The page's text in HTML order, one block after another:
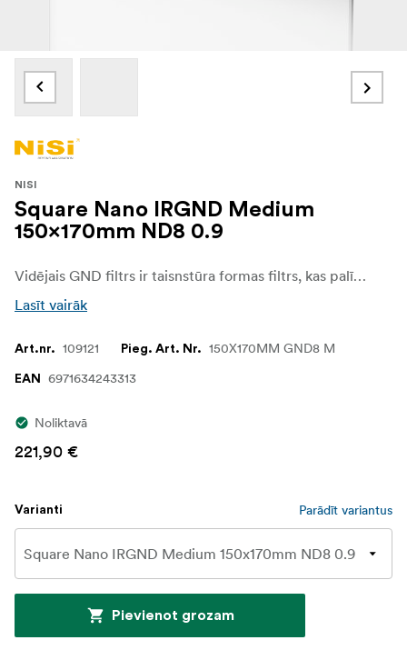
NISI
Square Nano IRGND Medium
150x170mm ND8 0.9
Vidējais GND filtrs ir taisnstūra formas filtrs, kas palīdz padarīt tumšākas noteiktas attēla zonas, piemēram, gaišo debesis, vienlaikus nodrošinot normālu, neietekmētu ekspozīciju citās attēla zonās. Tas ir īpaši noderīgs attēliem, kuros redzamas ēkas, kalni un citi nelieli elementi, kas izceļas pret debessfona fonu.
Lasīt vairāk
Art.nr. 109121 Pieg. Art. Nr. 150X170MM GND8 M
EAN 6971634243313
Noliktavā
221,90 €
Varianti Parādīt variantus
Pievienot grozam